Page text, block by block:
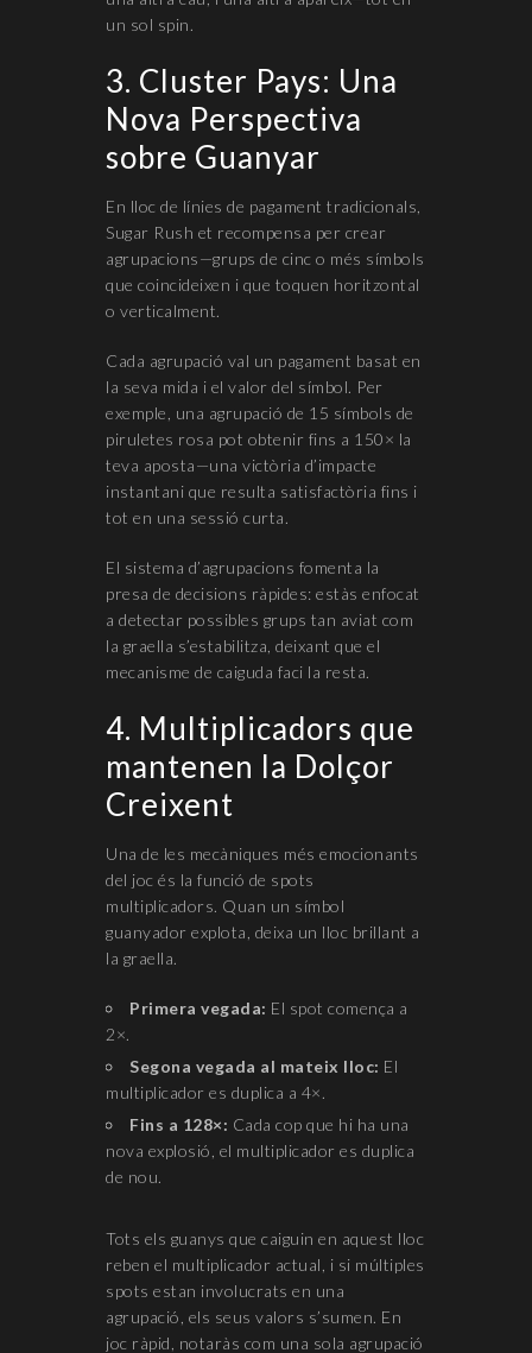
un sol spin.
3. Cluster Pays: Una
Nova Perspectiva
sobre Guanyar
En lloc de línies de pagament tradicionals,
Sugar Rush et recompensa per crear
agrupacions—grups de cinc o més símbols
que coincideixen i que toquen horitzontal
o verticalment.
Cada agrupació val un pagament basat en
la seva mida i el valor del símbol. Per
exemple, una agrupació de 15 símbols de
piruletes rosa pot obtenir fins a 150× la
teva aposta—una victòria d’impacte
instantani que resulta satisfactòria fins i
tot en una sessió curta.
El sistema d’agrupacions fomenta la
presa de decisions ràpides: estàs enfocat
a detectar possibles grups tan aviat com
la graella s’estabilitza, deixant que el
mecanisme de caiguda faci la resta.
4. Multiplicadors que
mantenen la Dolçor
Creixent
Una de les mecàniques més emocionants
del joc és la funció de spots
multiplicadors. Quan un símbol
guanyador explota, deixa un lloc brillant a
la graella.
Primera vegada: El spot comença a
2×.
Segona vegada al mateix lloc: El
multiplicador es duplica a 4×.
Fins a 128×: Cada cop que hi ha una
nova explosió, el multiplicador es duplica
de nou.
Tots els guanys que caiguin en aquest lloc
reben el multiplicador actual, i si múltiples
spots estan involucrats en una
agrupació, els seus valors s’sumen. En
joc ràpid, notaràs com una sola agrupació